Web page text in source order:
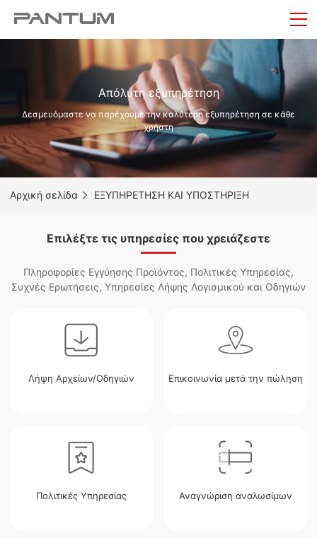
Απόλυτη εξυπηρέτηση
Δεσμευόμαστε να παρέχουμε την καλύτερη εξυπηρέτηση σε κάθε
χρήστη
Αρχική σελίδα ΕΞΥΠΗΡΕΤΗΣΗ ΚΑΙ ΥΠΟΣΤΗΡΙΞΗ
Επιλέξτε τις υπηρεσίες που χρειάζεστε
Πληροφορίες Εγγύησης Προϊόντος, Πολιτικές Υπηρεσίας,
Συχνές Ερωτήσεις, Υπηρεσίες Λήψης Λογισμικού και Οδηγιών
Λήψη Αρχείων/Οδηγιών Επικοινωνία μετά την πώληση
Πολιτικές Υπηρεσίας Αναγνώριση αναλωσίμων